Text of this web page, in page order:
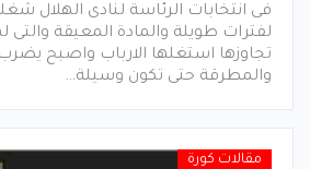
فى انتخابات الرئاسة لنادى الهلال
لفترات طويلة والمادة المعيقة
تجاوزها استغلها الارباب واصبح
والمطرقة حتى تكون وسيلة…
مقالات كورة